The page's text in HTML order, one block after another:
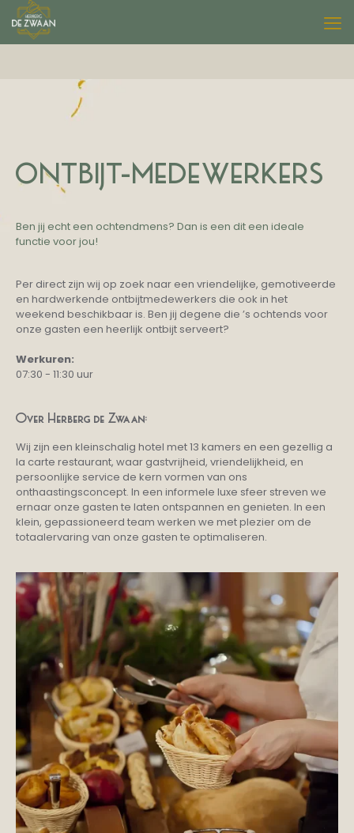
ONTBIJT-MEDEWERKERS
Ben jij echt een ochtendmens? Dan is een dit een ideale
functie voor jou!
Per direct zijn wij op zoek naar een vriendelijke, gemotiveerde
en hardwerkende ontbijtmedewerkers die ook in het
weekend beschikbaar is. Ben jij degene die ’s ochtends voor
onze gasten een heerlijk ontbijt serveert?
Werkuren:
07:30 - 11:30 uur
Over Herberg de Zwaan:
Wij zijn een kleinschalig hotel met 13 kamers en een gezellig a
la carte restaurant, waar gastvrijheid, vriendelijkheid, en
persoonlijke service de kern vormen van ons
onthaastingsconcept. In een informele luxe sfeer streven we
ernaar onze gasten te laten ontspannen en genieten. In een
klein, gepassioneerd team werken we met plezier om de
totaalervaring van onze gasten te optimaliseren.